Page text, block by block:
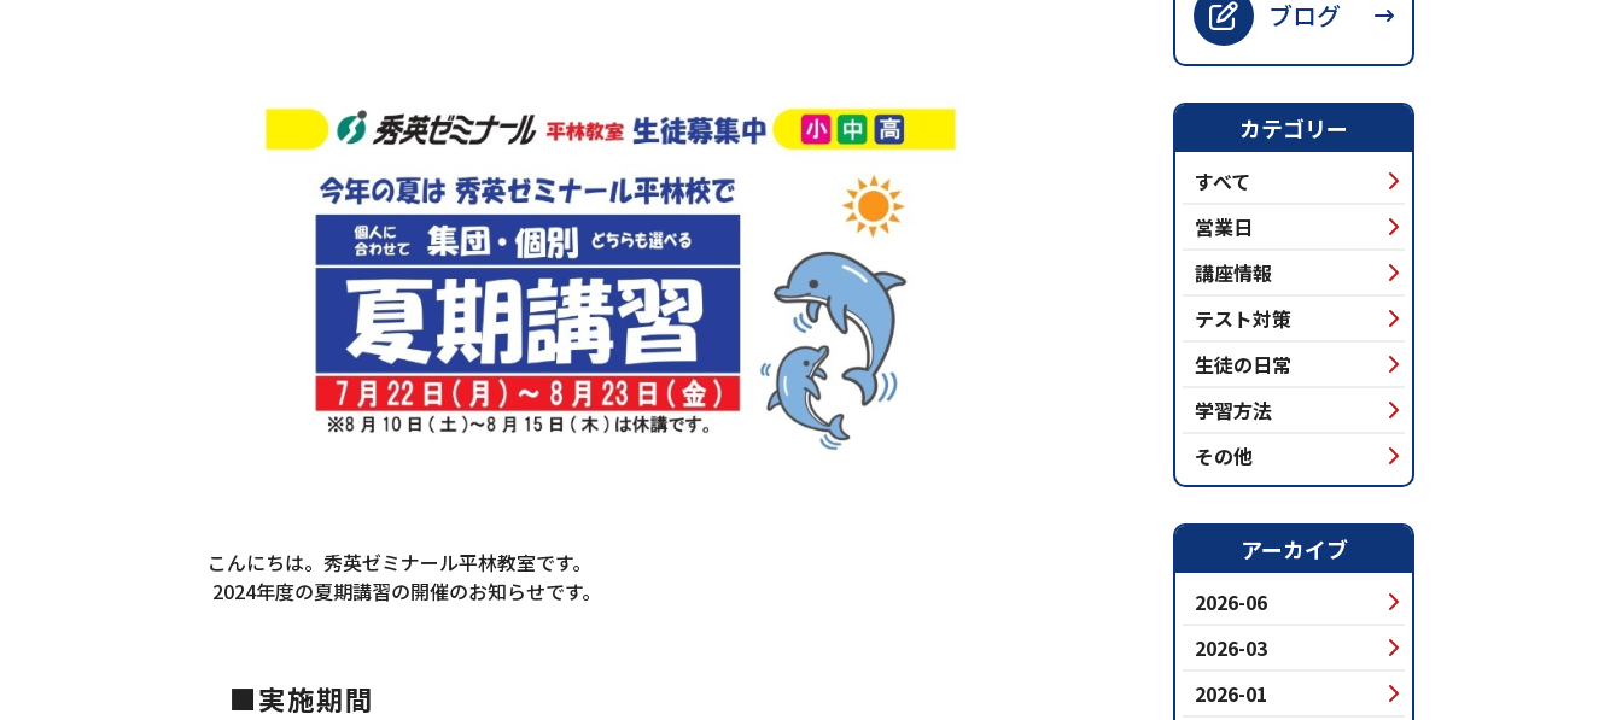
こんにちは。秀英ゼミナール平林教室です。
2024年度の夏期講習の開催のお知らせです。
■実施期間
ブログ
カテゴリー
すべて
営業日
講座情報
テスト対策
生徒の日常
学習方法
その他
アーカイブ
2026-06
2026-03
2026-01